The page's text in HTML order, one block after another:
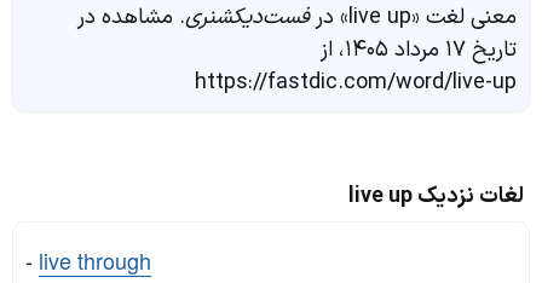
معنی لغت «live up» در فست‌دیکشنری. مشاهده در
تاریخ ۱۷ مرداد ۱۴۰۵، از
https://fastdic.com/word/live-up
لغات نزدیک live up
- live through